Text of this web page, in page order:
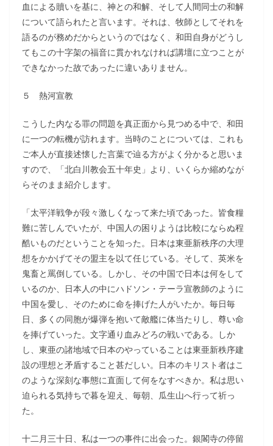
血による贖いを基に、神との和解、そして人間同士の和解
について語られたと言います。それは、牧師としてそれを
語るのが務めだからというのではなく、和田自身がどうし
てもこの十字架の福音に貫かれなければ講壇に立つことが
できなかった故であったに違いありません。
５ 熱河宣教
こうした内なる罪の問題を真正面から見つめる中で、和田
に一つの転機が訪れます。当時のことについては、これも
ご本人が直接述懐した言葉で辿る方がよく分かると思いま
すので、「北白川教会五十年史」より、いくらか縮めなが
らそのまま紹介します。
「太平洋戦争が段々激しくなって来た頃であった。皆食糧
難に苦しんでいたが、中国人の困りようは比較にならぬ程
酷いものだということを知った。日本は東亜新秩序の大理
想をかかげてその盟主を以て任じている。そして、英米を
鬼畜と罵倒している。しかし、その中国で日本は何をして
いるのか、日本人の中にハドソン・テーラ宣教師のように
中国を愛し、そのために命を捧げた人がいたか。毎日毎
日、多くの同胞が爆弾を抱いて敵艦に体当たりし、尊い命
を捧げていった。文字通り血みどろの戦いである。しか
し、東亜の諸地域で日本のやっていることは東亜新秩序建
設の理想と矛盾すること甚だしい。日本のキリスト者はこ
のような深刻な事態に直面して何をなすべきか。私は思い
迫られる気持ちで暮を迎え、毎朝、瓜生山へ行って祈っ
た。
十二月三十日、私は一つの事件に出会った。銀閣寺の停留